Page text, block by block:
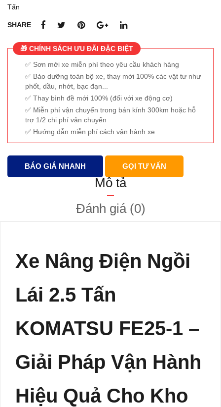
Tấn
SHARE
🎁 CHÍNH SÁCH ƯU ĐÃI ĐẶC BIỆT
Sơn mới xe miễn phí theo yêu cầu khách hàng
Bảo dưỡng toàn bộ xe, thay mới 100% các vật tư như
phốt, dầu, nhớt, bạc đạn...
Thay bình đề mới 100% (đối với xe động cơ)
Miễn phí vận chuyển trong bán kính 300km hoặc hỗ
trợ 1/2 chi phí vận chuyển
Hướng dẫn miễn phí cách vận hành xe
BÁO GIÁ NHANH GỌI TƯ VẤN
Mô tả
Đánh giá (0)
Xe Nâng Điện Ngồi
Lái 2.5 Tấn
KOMATSU FE25-1 –
Giải Pháp Vận Hành
Hiệu Quả Cho Kho